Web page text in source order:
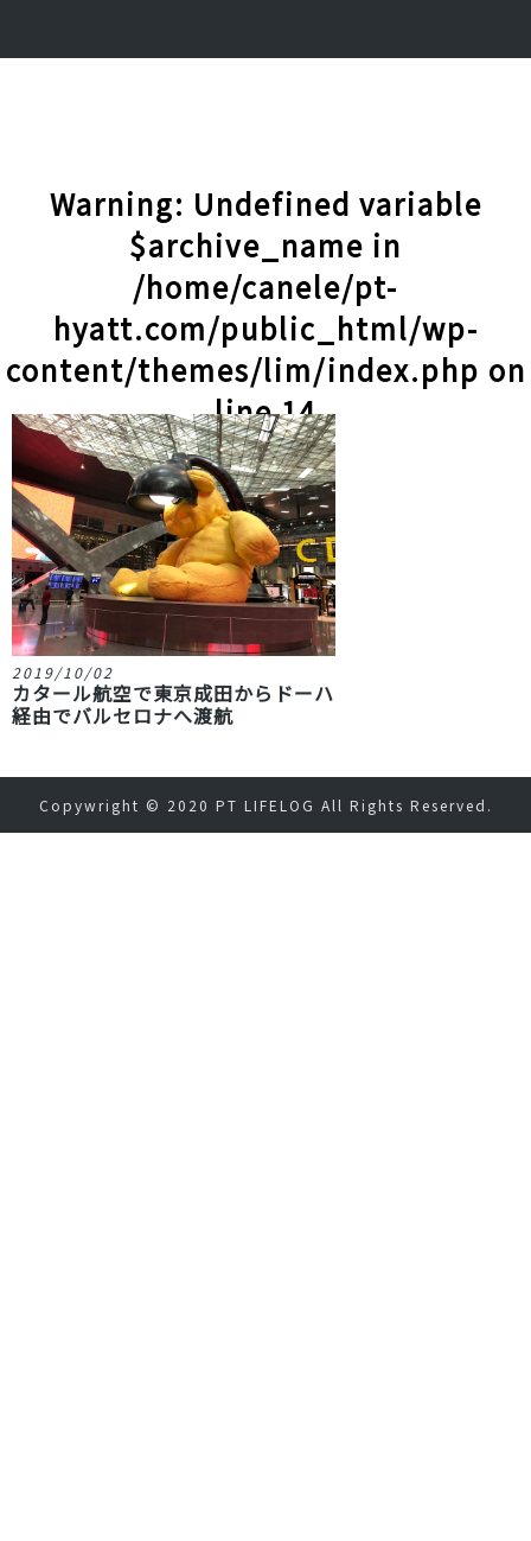
Warning: Undefined variable
$archive_name in
/home/canele/pt-
hyatt.com/public_html/wp-
content/themes/lim/index.php on
line14
記事一覧
2019/10/02
カタール航空で東京成田からドーハ
経由でバルセロナへ渡航
Copywright © 2020 PT LIFELOG All Rights Reserved.